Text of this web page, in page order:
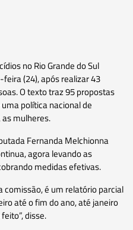
no Rio Grande do Sul
(24), após realizar 43
O texto traz 95 propostas
política nacional de
mulheres.
Fernanda Melchionna
agora levando as
medidas efetivas.
comissão, é um relatório parcial
até o fim do ano, até janeiro
disse.